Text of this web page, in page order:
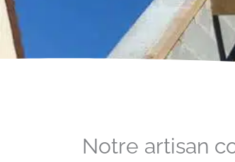
Notre artisan